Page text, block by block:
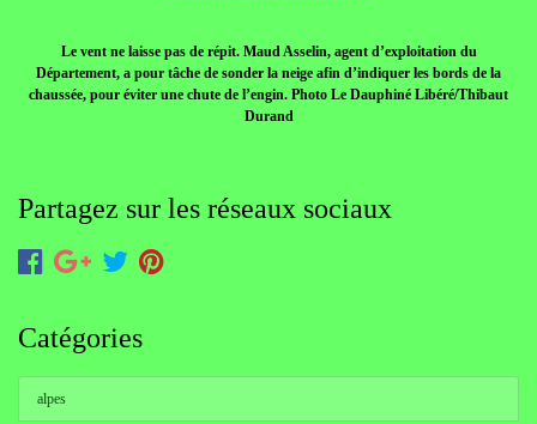
Le vent ne laisse pas de répit. Maud Asselin, agent d’exploitation du
Département, a pour tâche de sonder la neige afin d’indiquer les bords de la
chaussée, pour éviter une chute de l’engin. Photo Le Dauphiné Libéré/Thibaut
Durand
Partagez sur les réseaux sociaux
Catégories
alpes